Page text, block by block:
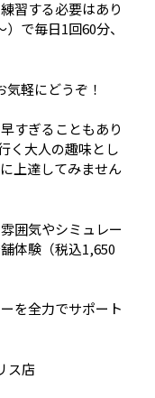
習する必要はあり
で毎日1回60分、
軽にどうぞ！
すぎることもあり
く大人の趣味とし
上達してみません
囲気やシミュレー
体験（税込1,650
を全力でサポート
ス店